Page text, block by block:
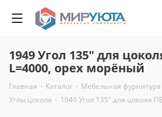
1949 Угол 135" для
L=4000, орех морёный
Главная - Каталог - Мебельная фурнитура
Углы цоколя - 1949 Угол 135" для цоколя